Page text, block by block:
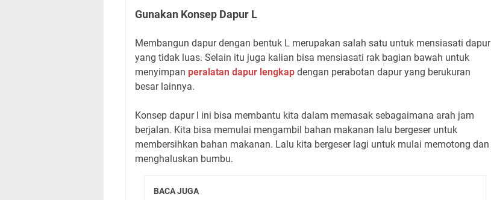
Gunakan Konsep Dapur L
Membangun dapur dengan bentuk L merupakan salah satu untuk mensiasati dapur
yang tidak luas. Selain itu juga kalian bisa mensiasati rak bagian bawah untuk
menyimpan peralatan dapur lengkap dengan perabotan dapur yang berukuran
besar lainnya.
Konsep dapur l ini bisa membantu kita dalam memasak sebagaimana arah jam
berjalan. Kita bisa memulai mengambil bahan makanan lalu bergeser untuk
membersihkan bahan makanan. Lalu kita bergeser lagi untuk mulai memotong dan
menghaluskan bumbu.
BACA JUGA